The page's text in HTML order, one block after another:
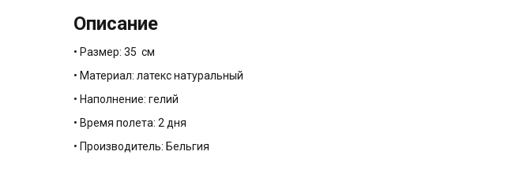
Описание
• Размер: 35 см
• Материал: латекс натуральный
• Наполнение: гелий
• Время полета: 2 дня
• Производитель: Бельгия